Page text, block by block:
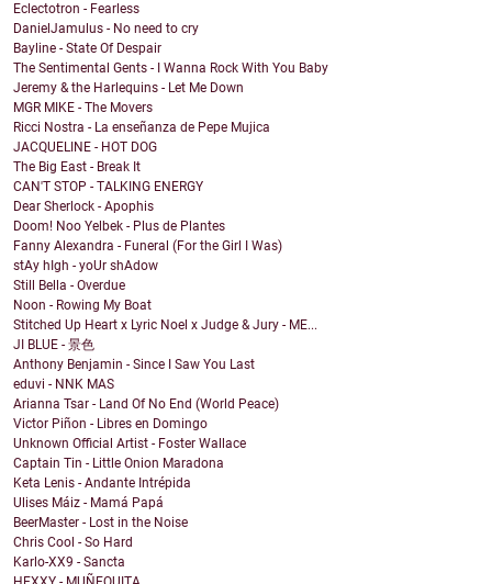
Eclectotron - Fearless
DanielJamulus - No need to cry
Bayline - State Of Despair
The Sentimental Gents - I Wanna Rock With You Baby
Jeremy & the Harlequins - Let Me Down
MGR MIKE - The Movers
Ricci Nostra - La enseñanza de Pepe Mujica
JACQUELINE - HOT DOG
The Big East - Break It
CAN'T STOP - TALKING ENERGY
Dear Sherlock - Apophis
Doom! Noo Yelbek - Plus de Plantes
Fanny Alexandra - Funeral (For the Girl I Was)
stAy hIgh - yoUr shAdow
Still Bella - Overdue
Noon - Rowing My Boat
Stitched Up Heart x Lyric Noel x Judge & Jury - ME...
JI BLUE - 景色
Anthony Benjamin - Since I Saw You Last
eduvi - NNK MAS
Arianna Tsar - Land Of No End (World Peace)
Victor Piñon - Libres en Domingo
Unknown Official Artist - Foster Wallace
Captain Tin - Little Onion Maradona
Keta Lenis - Andante Intrépida
Ulises Máiz - Mamá Papá
BeerMaster - Lost in the Noise
Chris Cool - So Hard
Karlo-XX9 - Sancta